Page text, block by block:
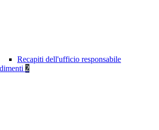
Recapiti dell'ufficio responsabile
2